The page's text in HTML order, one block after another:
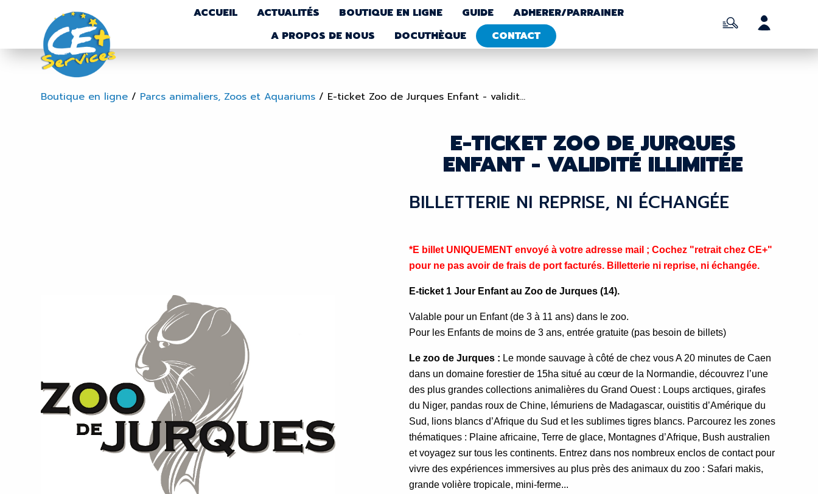
ACCUEIL ACTUALITÉS BOUTIQUE EN LIGNE GUIDE
ADHERER/PARRAINER
A PROPOS DE NOUS
DOCUTHÈQUE CONTACT
Boutique en ligne / Parcs animaliers, Zoos et Aquariums / E-ticket Zoo de Jurques Enfant - validit...
E-TICKET ZOO DE JURQUES
ENFANT - VALIDITÉ ILLIMITÉE
BILLETTERIE NI REPRISE, NI ÉCHANGÉE
*E billet UNIQUEMENT envoyé à votre adresse mail ; Cochez "retrait chez CE+"
pour ne pas avoir de frais de port facturés. Billetterie ni reprise, ni échangée.
E-ticket 1 Jour Enfant au Zoo de Jurques (14).
Valable pour un Enfant (de 3 à 11 ans) dans le zoo.
Pour les Enfants de moins de 3 ans, entrée gratuite (pas besoin de billets)
Le zoo de Jurques : Le monde sauvage à côté de chez vous A 20 minutes de Caen
dans un domaine forestier de 15ha situé au cœur de la Normandie, découvrez l’une
des plus grandes collections animalières du Grand Ouest : Loups arctiques, girafes
du Niger, pandas roux de Chine, lémuriens de Madagascar, ouistitis d’Amérique du
Sud, lions blancs d’Afrique du Sud et les sublimes tigres blancs. Parcourez les zones
thématiques : Plaine africaine, Terre de glace, Montagnes d’Afrique, Bush australien
et voyagez sur tous les continents. Entrez dans nos nombreux enclos de contact pour
vivre des expériences immersives au plus près des animaux du zoo : Safari makis,
grande volière tropicale, mini-ferme...